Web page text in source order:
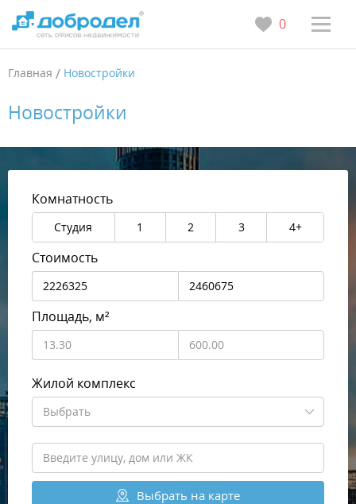
0
Главная / Новостройки
Новостройки
Комнатность
Студия 1 2 3 4+
Стоимость
Площадь, м²
Жилой комплекс
Выбрать
Выбрать на карте